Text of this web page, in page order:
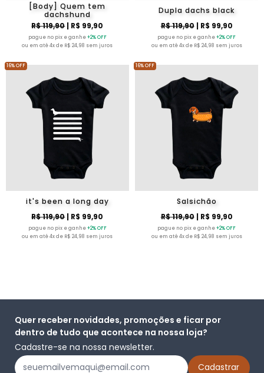
[Body] Quem tem
dachshund
R$ 119,90| R$ 99,90
pague no pix e ganhe+2% OFF
ou em até 4x de R$ 24,98 sem juros
Dupla dachs black
R$ 119,90| R$ 99,90
pague no pix e ganhe+2% OFF
ou em até 4x de R$ 24,98 sem juros
it's been a long day
R$ 119,90| R$ 99,90
pague no pix e ganhe+2% OFF
ou em até 4x de R$ 24,98 sem juros
16% OFF
Salsichão
R$ 119,90| R$ 99,90
pague no pix e ganhe+2% OFF
ou em até 4x de R$ 24,98 sem juros
16% OFF
Quer receber novidades, promoções e ficar por
dentro de tudo que acontece na nossa loja?
Cadastre-se na nossa newsletter.